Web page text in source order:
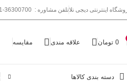
اینترنتی دیجی نلاتلفن مشاوره : 36300700-041 , 66553373-021
0 تومان علاقه مندی مقایسه
دسته بندی کالاها